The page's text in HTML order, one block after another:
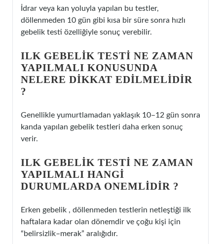
İdrar veya kan yoluyla yapılan bu testler,
döllenmeden 10 gün gibi kısa bir süre sonra hızlı
gebelik testi özelliğiyle sonuç verebilir.
ILK GEBELIK TESTI NE ZAMAN
YAPILMALI KONUSUNDA
NELERE DIKKAT EDILMELIDIR
?
Genellikle yumurtlamadan yaklaşık 10–12 gün sonra
kanda yapılan gebelik testleri daha erken sonuç
verir.
ILK GEBELIK TESTI NE ZAMAN
YAPILMALI HANGI
DURUMLARDA ONEMLIDIR ?
Erken gebelik , döllenmeden testlerin netleştiği ilk
haftalara kadar olan dönemdir ve çoğu kişi için
“belirsizlik–merak” aralığıdır.